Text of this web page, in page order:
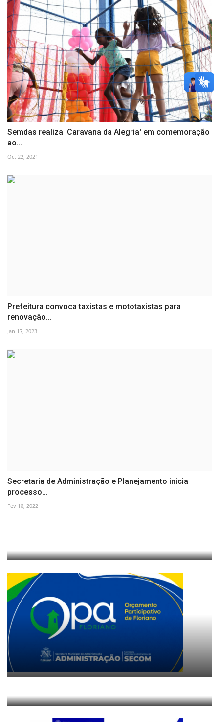
Semdas realiza 'Caravana da Alegria' em comemoração
ao...
Oct 22, 2021
Prefeitura convoca taxistas e mototaxistas para
renovação...
Jan 17, 2023
Secretaria de Administração e Planejamento inicia
processo...
Fev 18, 2022